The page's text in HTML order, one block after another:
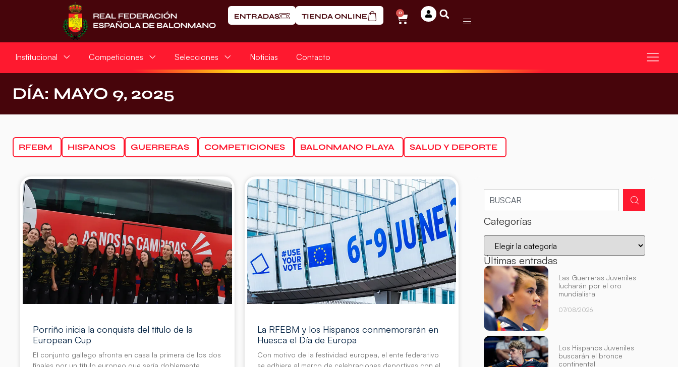
ENTRADAS TIENDA ONLINE 0
Institucional Competiciones Selecciones Noticias Contacto
DÍA: MAYO 9, 2025
RFEBM HISPANOS GUERRERAS COMPETICIONES BALONMANO PLAYA SALUD Y DEPORTE
Porriño inicia la conquista del título de la
European Cup
El conjunto gallego afronta en casa la primera de los dos
La RFEBM y los Hispanos conmemorarán en
Huesca el Día de Europa
Con motivo de la festividad europea, el ente federativo
Categorías
Últimas entradas
Las Guerreras Juveniles
lucharán por el oro
mundialista
07/08/2026
Los Hispanos Juveniles
buscarán el bronce
continental